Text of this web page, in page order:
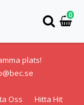
0
plats!
Oss Hitta Hit